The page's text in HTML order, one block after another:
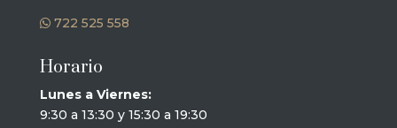
722 525 558
Horario
Lunes a Viernes:
9:30 a 13:30 y 15:30 a 19:30